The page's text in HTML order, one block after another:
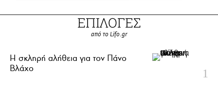
ΕΠΙΛΟΓΕΣ
από το Lifo.gr
H σκληρή αλήθεια για τον Πάνο
Βλάχο